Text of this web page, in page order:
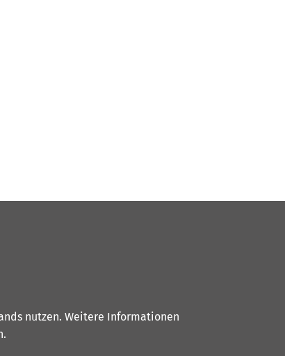
nutzen. Weitere Informationen